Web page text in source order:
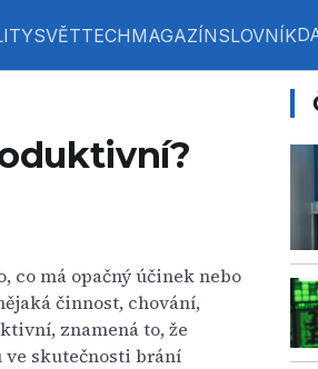
SVĚTTECHMAGAZÍNSLOVNÍK
co má opačný účinek nebo
činnost, chování,
znamená to, že
ve skutečnosti brání